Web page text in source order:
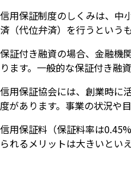
信用保証制度のしくみは、中
済（代位弁済）を行うという
保証付き融資の場合、金融機
ります。一般的な保証付き融
信用保証協会には、創業時に
度があります。事業の状況や
信用保証料（保証料率は
られるメリットは大きいといえ